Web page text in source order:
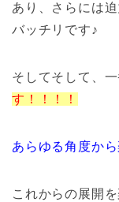
あり、さらには
バッチリです♪
そしてそして、
す！！！！
あらゆる角度か
これからの展開